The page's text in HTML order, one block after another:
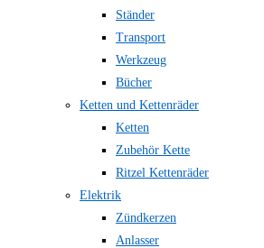
Ständer
Transport
Werkzeug
Bücher
Ketten und Kettenräder
Ketten
Zubehör Kette
Ritzel Kettenräder
Elektrik
Zündkerzen
Anlasser